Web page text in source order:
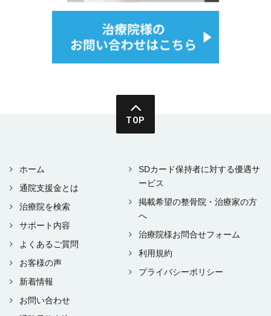
TOP
ホーム
通院⽀援⾦とは
治療院を検索
サポート内容
よくあるご質問
お客様の声
新着情報
お問い合わせ
SDカード保持者に対する優遇サ
ービス
掲載希望の整⾻院・治療家の⽅
へ
治療院様お問合せフォーム
利⽤規約
プライバシーポリシー